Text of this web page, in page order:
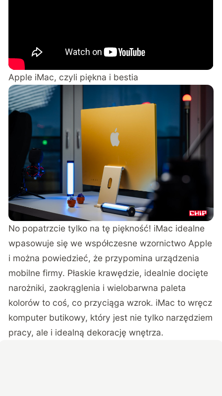
Apple iMac, czyli piękna i bestia
No popatrzcie tylko na tę piękność! iMac idealne
wpasowuje się we współczesne wzornictwo Apple
i można powiedzieć, że przypomina urządzenia
mobilne firmy. Płaskie krawędzie, idealnie docięte
narożniki, zaokrąglenia i wielobarwna paleta
kolorów to coś, co przyciąga wzrok. iMac to wręcz
komputer butikowy, który jest nie tylko narzędziem
pracy, ale i idealną dekorację wnętrza.